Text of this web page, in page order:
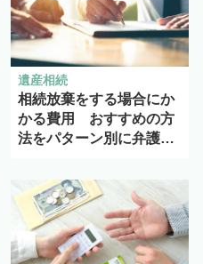
遺産相続
相続放棄をする場合にか
かる費用 おすすめの方
法をパターン別に弁護士